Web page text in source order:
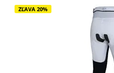
ZĽAVA 20%